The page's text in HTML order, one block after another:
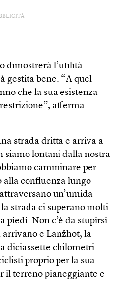
dimostrerà l’utilità
gestita bene. “A quel
che la sua esistenza
afferma
strada dritta e arriva a
siamo lontani dalla nostra
camminare per
alla confluenza lungo
un’umida
strada ci superano molti
piedi. Non c’è da stupirsi:
e Lanžhot, la
diciassette chilometri.
proprio per la sua
il terreno pianeggiante e